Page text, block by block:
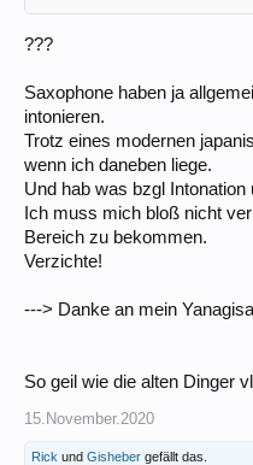
???
Saxophone haben ja
intonieren.
Trotz eines modernen
wenn ich daneben liege.
Und hab was bzgl Intonation
Ich muss mich bloß nicht
Bereich zu bekommen.
Verzichte!
---> Danke an mein
So geil wie die alten Dinger
15.November.2020
Rick und Gisheber gefällt das.